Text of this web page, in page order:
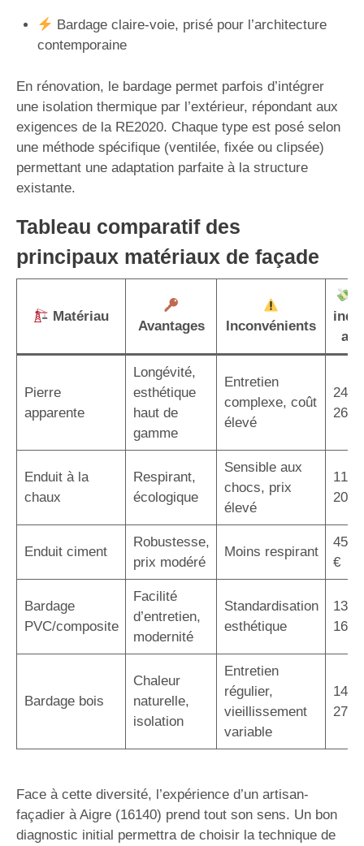
Bardage claire-voie, prisé pour l’architecture
contemporaine
En rénovation, le bardage permet parfois d’intégrer
une isolation thermique par l’extérieur, répondant aux
exigences de la RE2020. Chaque type est posé selon
une méthode spécifique (ventilée, fixée ou clipsée)
permettant une adaptation parfaite à la structure
existante.
Tableau comparatif des
principaux matériaux de façade
Matériau
Avantages Inconvénients
au
Pierre
apparente
Longévité,
esthétique
haut de
gamme
Entretien
complexe, coût
élevé
240
260
Enduit à la
chaux
Respirant,
écologique
Sensible aux
chocs, prix
élevé
110
200
Enduit ciment
Robustesse,
prix modéré
Moins respirant
45 –
€
Bardage
PVC/composite
Facilité
d’entretien,
modernité
Standardisation
esthétique
130
160
Bardage bois
Chaleur
naturelle,
isolation
Entretien
régulier,
vieillissement
variable
140
270
Face à cette diversité, l’expérience d’un artisan-
façadier à Aigre (16140) prend tout son sens. Un bon
diagnostic initial permettra de choisir la technique de